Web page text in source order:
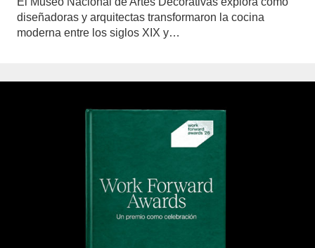
diseñadoras y arquitectas transformaron la cocina
moderna entre los siglos XIX y…